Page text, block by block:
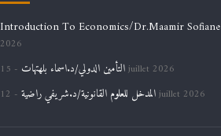
Introduction To Economics/Dr.Maamir Sofiane
2026
التأمين الدولي/د.اسماء بلهتهات15 juillet 2026
المدخل للعلوم القانونية/د.شريفي راضية12 juillet 2026